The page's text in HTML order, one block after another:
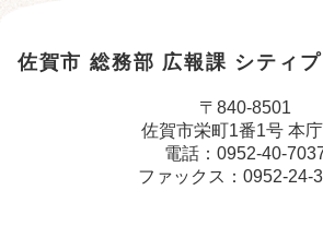
佐賀市 総務部 広報課 シティ
〒840-8501
佐賀市栄町1番1号 本
電話： 0952-40-
ファックス： 0952-24-